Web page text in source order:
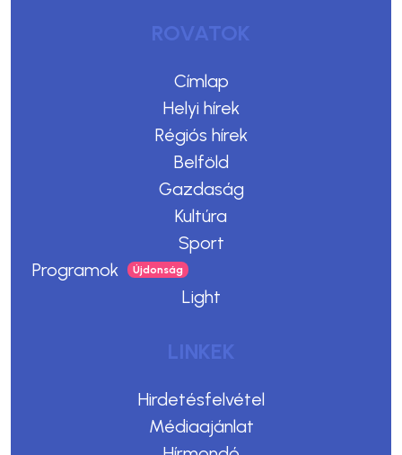
ROVATOK
Címlap
Helyi hírek
Régiós hírek
Belföld
Gazdaság
Kultúra
Sport
Programok
Light
LINKEK
Hirdetésfelvétel
Médiaajánlat